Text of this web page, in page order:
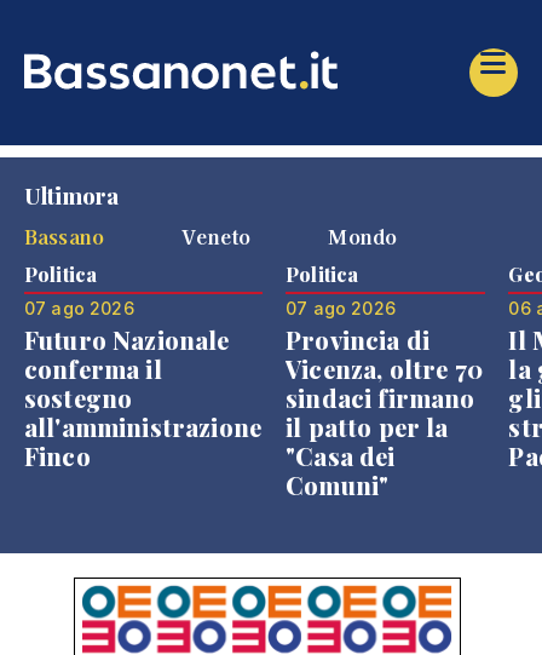
Ultimora
Bassano
Veneto Mondo
Politica
07 ago 2026
Futuro Nazionale
conferma il
sostegno
all'amministrazione
Finco
Politica
07 ago 2026
Provincia di
Vicenza, oltre 70
sindaci firmano
il patto per la
"Casa dei
Comuni"
06
Il
la